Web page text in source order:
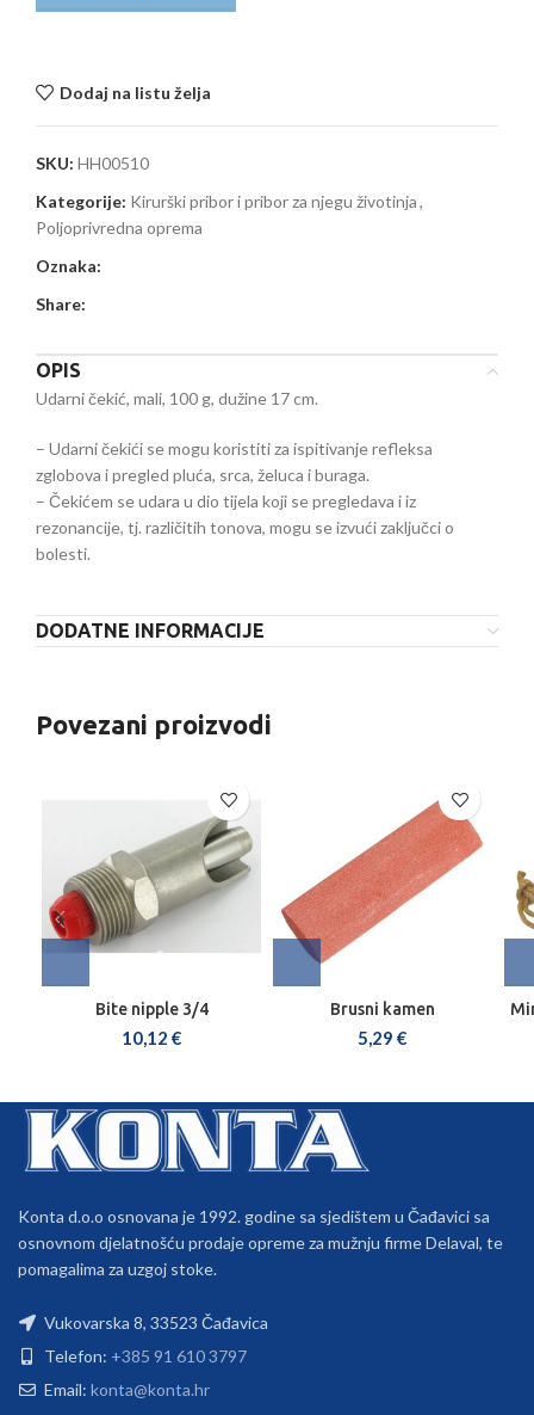
Dodaj na listu želja
SKU: HH00510
Kategorije: Kirurški pribor i pribor za njegu životinja,
Poljoprivredna oprema
Oznaka:
Share:
OPIS
Udarni čekić, mali, 100 g, dužine 17 cm.
– Udarni čekići se mogu koristiti za ispitivanje refleksa
zglobova i pregled pluća, srca, želuca i buraga.
– Čekićem se udara u dio tijela koji se pregledava i iz
rezonancije, tj. različitih tonova, mogu se izvući zaključci o
bolesti.
DODATNE INFORMACIJE
Povezani proizvodi
Bite nipple 3/4
10,12 €
Brusni kamen
5,29 €
Konta d.o.o osnovana je 1992. godine sa sjedištem u Čađavici sa
osnovnom djelatnošću prodaje opreme za mužnju firme Delaval, te
pomagalima za uzgoj stoke.
Vukovarska 8, 33523 Čađavica
Telefon: +385 91 610 3797
Email: konta@konta.hr